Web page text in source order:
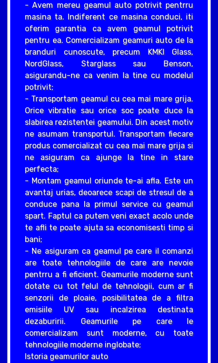
- Avem mereu geamul auto potrivit pentrru
masina ta. Indiferent ce masina conduci, iti
oferim garantia ca avem geamul potrivit
pentru ea. Comercializam geamuri auto de la
branduri cunoscute, precum KMKI Glass,
NordGlass, Starglass sau Benson,
asigurandu-ne ca venim la tine cu modelul
potrivit;
- Transportam geamul cu cea mai mare grija.
Orice vibratie sau orice soc poate duce la
slabirea rezistentei geamului. Din acest motiv
ne asumam transportul. Transportam fiecare
produs comercializat cu cea mai mare grija si
ne asiguram ca ajunge la tine in stare
perfecta;
- Montam geamul oriunde te-ai afla. Este un
avantaj urias, deoarece scapi de stresul de a
conduce pana la primul service cu geamul
spart. Faptul ca putem veni exact acolo unde
te afli te poate ajuta sa economisesti timp si
bani;
- Ne asiguram ca geamul pe care il comanzi
are toate tehnologiile de care are nevoie
pentrru a fi eficient. Geamurile moderne sunt
dotate cu tot felul de tehnologii, cum ar fi
senzorii de ploaie, posibilitatea de a filtra
emisiile UV sau incalzirea destinata
dezaburirii. Geamurile pe care le
comercializam sunt moderne, cu toate
tehnologiile moderne inglobate;
Istoria geamurilor auto